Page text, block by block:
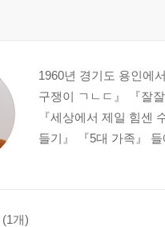
1960년 경기도 용인에
구쟁이 ㄱㄴㄷ』 『잘
『세상에서 제일 힘센
들기』 『5대 가족』
(1개)